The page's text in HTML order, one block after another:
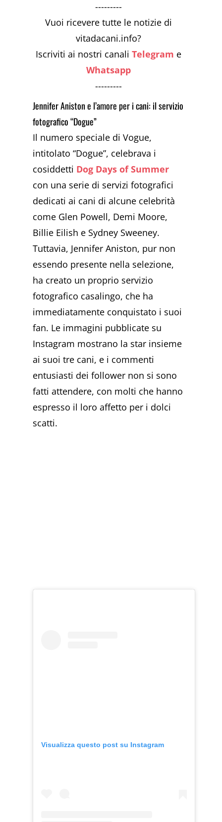
---------
Vuoi ricevere tutte le notizie di
vitadacani.info?
Iscriviti ai nostri canaliTelegram e
Whatsapp
---------
Jennifer Aniston e l’amore per i cani: il servizio
fotografico “Dogue”
Il numero speciale di Vogue,
intitolato “Dogue”, celebrava i
cosiddetti Dog Days of Summer
con una serie di servizi fotografici
dedicati ai cani di alcune celebrità
come Glen Powell, Demi Moore,
Billie Eilish e Sydney Sweeney.
Tuttavia, Jennifer Aniston, pur non
essendo presente nella selezione,
ha creato un proprio servizio
fotografico casalingo, che ha
immediatamente conquistato i suoi
fan. Le immagini pubblicate su
Instagram mostrano la star insieme
ai suoi tre cani, e i commenti
entusiasti dei follower non si sono
fatti attendere, con molti che hanno
espresso il loro affetto per i dolci
scatti.
Visualizza questo post su Instagram